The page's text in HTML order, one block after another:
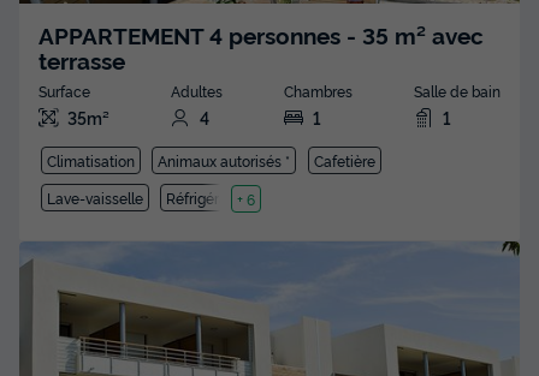
APPARTEMENT 4 personnes - 35 m² avec
terrasse
Surface
35m²
Adultes
4
Chambres
1
Salle de bain
1
Climatisation Animaux autorisés *
Cafetière
Lave-vaisselle
Réfrigérateur
+ 6